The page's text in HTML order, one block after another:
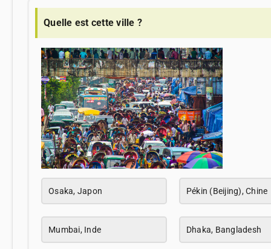
Quelle est cette ville ?
Osaka, Japon Pékin (Beijing), Chine
Mumbai, Inde Dhaka, Bangladesh